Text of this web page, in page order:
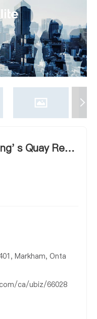
s Quay Real
Markham, Onta
ca/ubiz/66028